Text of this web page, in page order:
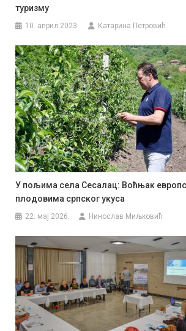
туризму
10. април 2023. Катарина Петровић
У пољима села Сесалац: Воћњак
плодовима српског укуса
22. мај 2026. Нинослав Миљковић